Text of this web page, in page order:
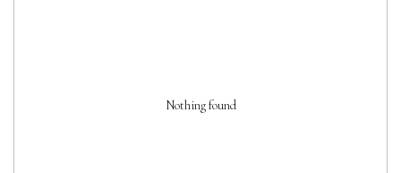
Nothing found